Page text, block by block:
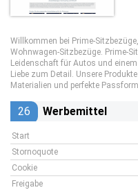
Willkommen bei Prime-
Wohnwagen-Sitzbezüge. Prime-
Leidenschaft für Autos und
Liebe zum Detail. Unsere
Materialien und perfekte
26 Werbemittel
Start
Stornoquote
Cookie
Freigabe